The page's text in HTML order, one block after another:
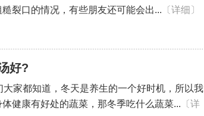
裂口的情况，有些朋友还可能会出... 〔详细〕
好?
家都知道，冬天是养生的一个好时机，所以我
健康有好处的蔬菜，那冬季吃什么蔬菜... 〔详